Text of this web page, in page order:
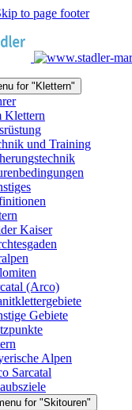
to page footer
for "Klettern"
Klettern
und Training
Kaiser
(Arco)
Gebiete
Alpen
Sarcatal
for "Skitouren"